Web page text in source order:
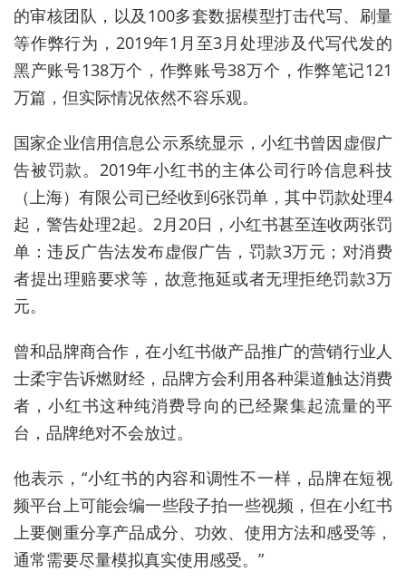
的审核团队，以及100多套数据模型打击代写、刷量
等作弊行为，2019年1月至3月处理涉及代写代发的
黑产账号138万个，作弊账号38万个，作弊笔记121
万篇，但实际情况依然不容乐观。
国家企业信用信息公示系统显示，小红书曾因虚假广
告被罚款。2019年小红书的主体公司行吟信息科技
（上海）有限公司已经收到6张罚单，其中罚款处理4
起，警告处理2起。2月20日，小红书甚至连收两张罚
单：违反广告法发布虚假广告，罚款3万元；对消费
者提出理赔要求等，故意拖延或者无理拒绝罚款3万
元。
曾和品牌商合作，在小红书做产品推广的营销行业人
士柔宇告诉燃财经，品牌方会利用各种渠道触达消费
者，小红书这种纯消费导向的已经聚集起流量的平
台，品牌绝对不会放过。
他表示，“小红书的内容和调性不一样，品牌在短视
频平台上可能会编一些段子拍一些视频，但在小红书
上要侧重分享产品成分、功效、使用方法和感受等，
通常需要尽量模拟真实使用感受。”